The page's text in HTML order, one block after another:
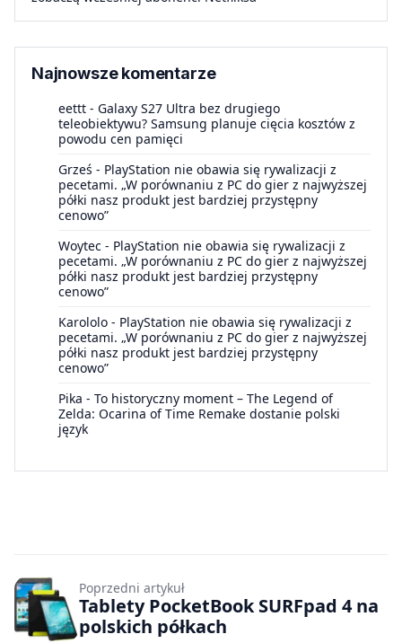
Najnowsze komentarze
eettt - Galaxy S27 Ultra bez drugiego
teleobiektywu? Samsung planuje cięcia kosztów z
powodu cen pamięci
Grześ - PlayStation nie obawia się rywalizacji z
pecetami. „W porównaniu z PC do gier z najwyższej
półki nasz produkt jest bardziej przystępny
cenowo”
Woytec - PlayStation nie obawia się rywalizacji z
pecetami. „W porównaniu z PC do gier z najwyższej
półki nasz produkt jest bardziej przystępny
cenowo”
Karololo - PlayStation nie obawia się rywalizacji z
pecetami. „W porównaniu z PC do gier z najwyższej
półki nasz produkt jest bardziej przystępny
cenowo”
Pika - To historyczny moment – The Legend of
Zelda: Ocarina of Time Remake dostanie polski
język
Poprzedni artykuł
Tablety PocketBook SURFpad 4 na
polskich półkach